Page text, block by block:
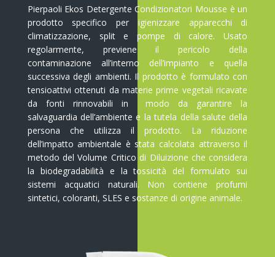
Pierpaoli Ekos Detergente Condizionatori Mousse è un
prodotto specifico per igienizzare apparecchi di
climatizzazione, split e pompe di calore. Usato
regolarmente, previene il pericolo della
contaminazione all’interno dell’impianto e quella
successiva degli ambienti. Il prodotto è formulato con
tensioattivi ottenuti da materie prime vegetali ricavate
da fonti rinnovabili in
modo da garantire la
salvaguardia dell’ambiente e la tutela della salute della
persona che utilizza il prodotto. La riduzione
dell’impatto ambientale è stata calcolata attraverso il
metodo del Volume Critico di Diluizione che considera
la biodegradabilità e la tossicità del formulato sui
sistemi acquatici naturali. Non contiene profumi
sintetici, coloranti, SLES e sostanze di origine animale.